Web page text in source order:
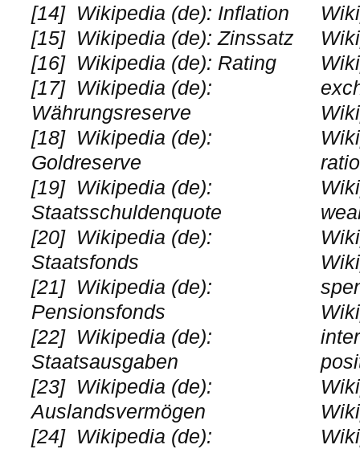
[14] Wikipedia (de): Inflation
[15] Wikipedia (de): Zinssatz
[16] Wikipedia (de): Rating
[17] Wikipedia (de):
Währungsreserve
[18] Wikipedia (de):
Goldreserve
[19] Wikipedia (de):
Staatsschuldenquote
[20] Wikipedia (de):
Staatsfonds
[21] Wikipedia (de):
Pensionsfonds
[22] Wikipedia (de):
Staatsausgaben
[23] Wikipedia (de):
Auslandsvermögen
[24] Wikipedia (de):
ratio